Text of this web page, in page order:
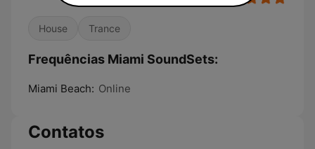
House Trance
Frequências Miami SoundSets:
Miami Beach: Online
Contatos